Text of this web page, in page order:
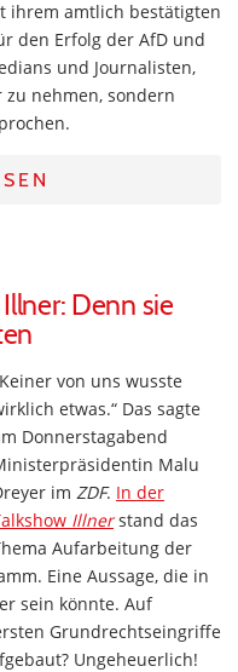
ihrem amtlich bestätigten
den Erfolg der AfD und
und Journalisten,
nehmen, sondern
Denn sie
von uns wusste
etwas.“ Das sagte
Donnerstagabend
Malu
im ZDF. In der
Illnerstand das
Aufarbeitung der
Eine Aussage, die in
sein könnte. Auf
Grundrechtseingriffe
Ungeheuerlich!